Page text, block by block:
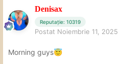
Denisax
Reputație: 10319
Postat Noiembrie 11, 2025
Morning guys😇